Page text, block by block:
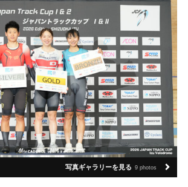
写真ギャラリーを見る 9 photos